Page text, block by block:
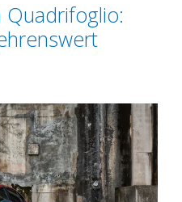
Quadrifoglio: